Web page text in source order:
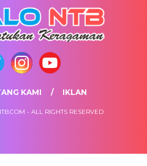
KAMI IKLAN
- ALL RIGHTS RESERVED